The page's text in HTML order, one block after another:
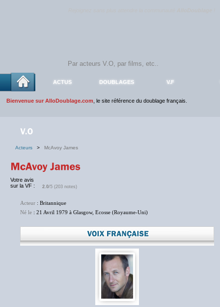
ACTUS DOUBLAGES V.F
Bienvenue sur AlloDoublage.com , le site référence du doublage français.
Acteurs > McAvoy James
Votre avis
sur la VF :
2.0/5 (203 notes)
Acteur : Britannique
Né le : 21 Avril 1979 à Glasgow, Ecosse (Royaume-Uni)